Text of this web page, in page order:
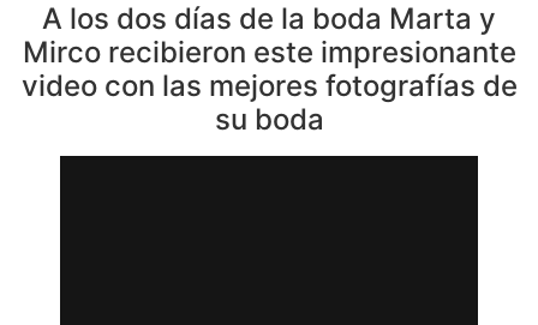
A los dos días de la boda Marta y
Mirco recibieron este impresionante
video con las mejores fotografías de
su boda